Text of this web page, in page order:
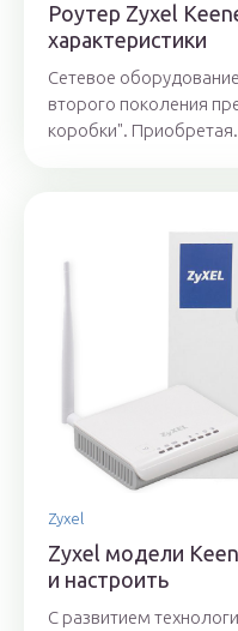
Роутер Zyxel
характеристики
Сетевое
второго поколения
коробки".
Zyxel
Zyxel модели
и настроить
С развитием